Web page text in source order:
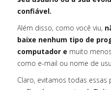
confiável.
Além disso, como você viu,
baixe nenhum tipo de
computador e muito
como e-mail ou nome de
Claro, evitamos todas essas